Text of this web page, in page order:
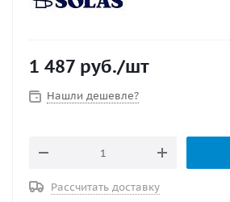
1 487 руб./шт
Нашли дешевле?
Рассчитать доставку